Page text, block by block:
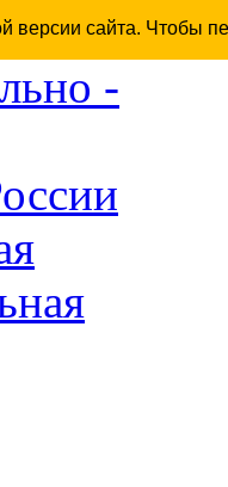
версии сайта. Чтобы
-